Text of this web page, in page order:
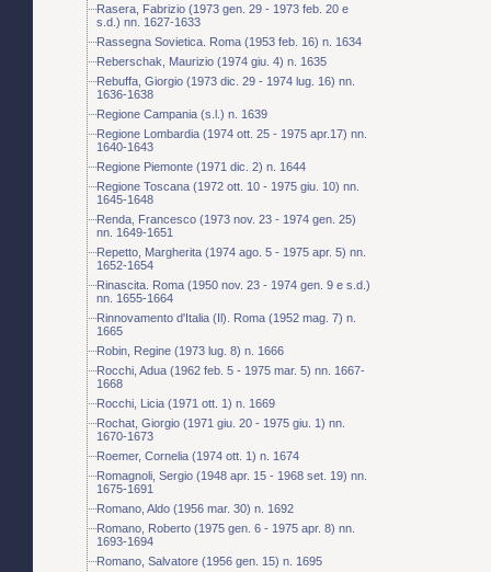
Rasera, Fabrizio (1973 gen. 29 - 1973 feb. 20 e
s.d.) nn. 1627-1633
Rassegna Sovietica. Roma (1953 feb. 16) n. 1634
Reberschak, Maurizio (1974 giu. 4) n. 1635
Rebuffa, Giorgio (1973 dic. 29 - 1974 lug. 16) nn.
1636-1638
Regione Campania (s.l.) n. 1639
Regione Lombardia (1974 ott. 25 - 1975 apr.17) nn.
1640-1643
Regione Piemonte (1971 dic. 2) n. 1644
Regione Toscana (1972 ott. 10 - 1975 giu. 10) nn.
1645-1648
Renda, Francesco (1973 nov. 23 - 1974 gen. 25)
nn. 1649-1651
Repetto, Margherita (1974 ago. 5 - 1975 apr. 5) nn.
1652-1654
Rinascita. Roma (1950 nov. 23 - 1974 gen. 9 e s.d.)
nn. 1655-1664
Rinnovamento d'Italia (Il). Roma (1952 mag. 7) n.
1665
Robin, Regine (1973 lug. 8) n. 1666
Rocchi, Adua (1962 feb. 5 - 1975 mar. 5) nn. 1667-
1668
Rocchi, Licia (1971 ott. 1) n. 1669
Rochat, Giorgio (1971 giu. 20 - 1975 giu. 1) nn.
1670-1673
Roemer, Cornelia (1974 ott. 1) n. 1674
Romagnoli, Sergio (1948 apr. 15 - 1968 set. 19) nn.
1675-1691
Romano, Aldo (1956 mar. 30) n. 1692
Romano, Roberto (1975 gen. 6 - 1975 apr. 8) nn.
1693-1694
Romano, Salvatore (1956 gen. 15) n. 1695